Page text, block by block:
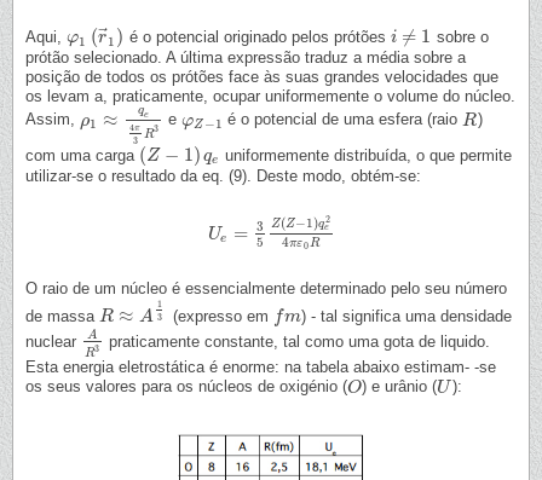
Aqui, φ1 (r⃗1 )
φ1 r→1 ) é o potencial originado pelos prótões i ≠ 1
i≠ 1
sobre o
prótão selecionado. A última expressão traduz a média sobre a
posição de todos os prótões face às suas grandes velocidades que
os levam a, praticamente, ocupar uniformemente o volume do núcleo.
Assim, ρ1 ≈ qe
4π
3
R3
ρ1 ≈qe 4π3R 3e φZ −1
φZ−1 é o potencial de uma esfera (raio R
R )
com uma carga (Z − 1) qe
( Z− 1)q e
uniformemente distribuída, o que permite
utilizar-se o resultado da eq. (9). Deste modo, obtém-se:
Ue = 3
5
Z(Z−1)q2
e
4πε0R
Ue =35 Z( Z−1)qe24
O raio de um núcleo é essencialmente determinado pelo seu número
de massa R ≈ A
1
3
R≈ A1 3 (expresso em fm
fm ) - tal significa uma densidade
nuclear
A
R3
AR 3praticamente constante, tal como uma gota de liquido.
Esta energia eletrostática é enorme: na tabela abaixo estimam- -se
os seus valores para os núcleos de oxigénio (O
O) e urânio (U
U ):